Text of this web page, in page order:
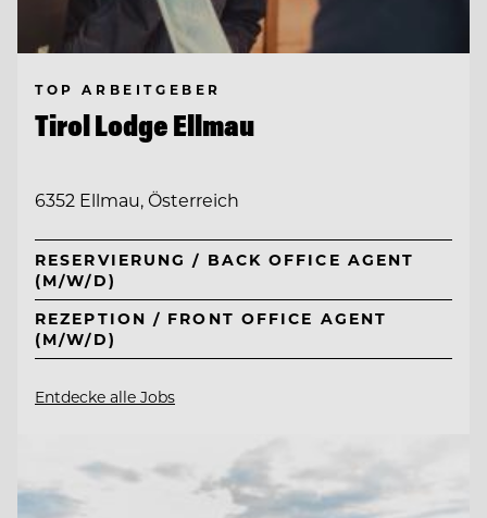
TOP ARBEITGEBER
Tirol Lodge Ellmau
6352 Ellmau, Österreich
RESERVIERUNG / BACK OFFICE AGENT
(M/W/D)
REZEPTION / FRONT OFFICE AGENT
(M/W/D)
Entdecke alle Jobs